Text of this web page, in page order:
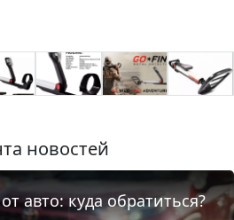
новостей
авто: куда обратиться?